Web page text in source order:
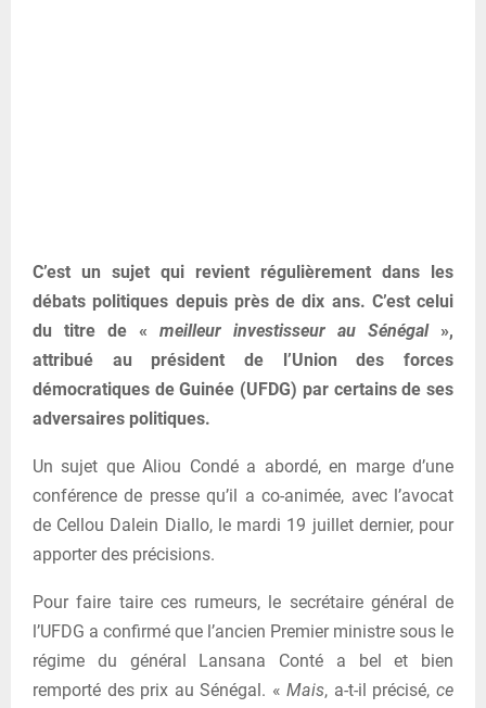
C’est un sujet qui revient régulièrement dans les
débats politiques depuis près de dix ans. C’est celui
du titre de « meilleur investisseur au Sénégal»,
attribué au président de l’Union des forces
démocratiques de Guinée (UFDG) par certains de ses
adversaires politiques.
Un sujet que Aliou Condé a abordé, en marge d’une
conférence de presse qu’il a co-animée, avec l’avocat
de Cellou Dalein Diallo, le mardi 19 juillet dernier, pour
apporter des précisions.
Pour faire taire ces rumeurs, le secrétaire général de
l’UFDG a confirmé que l’ancien Premier ministre sous le
régime du général Lansana Conté a bel et bien
remporté des prix au Sénégal. «Mais, a-t-il précisé,ce